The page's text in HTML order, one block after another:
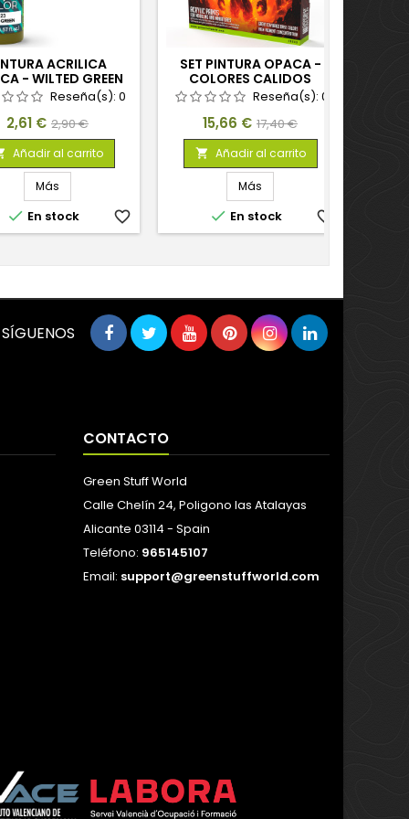
ACRILICA
- WILTED GREEN
Reseña(s): 0
Precio
2,61 € Precio
base
2,90 €
Añadir al carrito
Más
 En stock favorite_border
SET PINTURA OPACA -
COLORES CALIDOS
Reseña(s): 0
Precio
15,66 € Precio
base
17,40 €
 Añadir al carrito
Más
 En stock favorite_border
SÍGUENOS
CONTACTO
Green Stuff World
Calle Chelín 24, Poligono las Atalayas
Alicante 03114 - Spain
Teléfono: 965145107
Email: support@greenstuffworld.com